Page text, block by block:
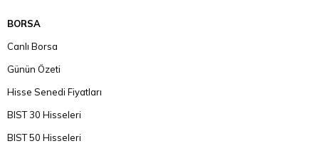
BORSA
Canlı Borsa
Günün Özeti
Hisse Senedi Fiyatları
BIST 30 Hisseleri
BIST 50 Hisseleri